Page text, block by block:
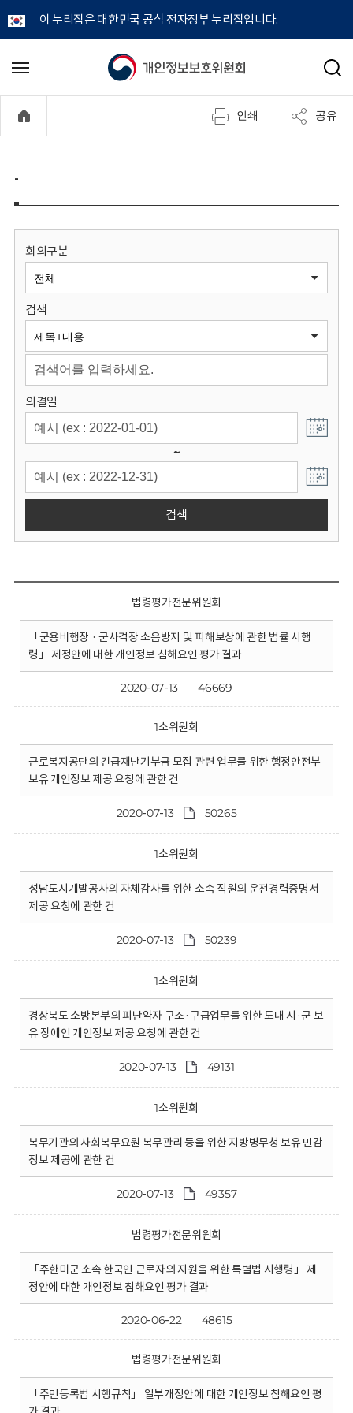
이 누리집은 대한민국 공식 전자정부 누리집입니다.
개
정
보
원
회
메
기
검
인쇄 공유
-
회의구분
검색
의결일
~
검색
법령평가전문위원회
「군용비행장 · 군사격장 소음방지 및 피해보상에 관한 법률 시행
령」 제정안에 대한 개인정보 침해요인 평가 결과
2020-07-13 46669
1소위원회
근로복지공단의 긴급재난기부금 모집 관련 업무를 위한 행정안전부
보유 개인정보 제공 요청에 관한 건
2020-07-13 50265
1소위원회
성남도시개발공사의 자체감사를 위한 소속 직원의 운전경력증명서
제공 요청에 관한 건
2020-07-13 50239
1소위원회
경상북도 소방본부의 피난약자 구조·구급업무를 위한 도내 시·군 보
유 장애인 개인정보 제공 요청에 관한 건
2020-07-13 49131
1소위원회
복무기관의 사회복무요원 복무관리 등을 위한 지방병무청 보유 민감
정보 제공에 관한 건
2020-07-13 49357
법령평가전문위원회
「주한미군 소속 한국인 근로자의 지원을 위한 특별법 시행령」 제
정안에 대한 개인정보 침해요인 평가 결과
2020-06-22 48615
법령평가전문위원회
「주민등록법 시행규칙」 일부개정안에 대한 개인정보 침해요인 평